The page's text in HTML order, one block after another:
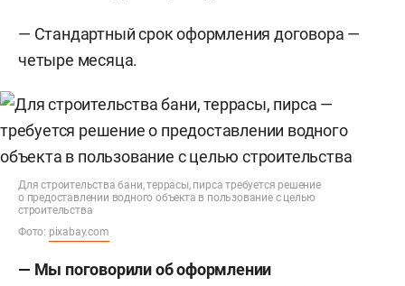
— Стандартный срок оформления договора —
четыре месяца.
Для строительства бани, террасы, пирса требуется решение
о предоставлении водного объекта в пользование с целью
строительства
Фото: pixabay.com
— Мы поговорили об оформлении